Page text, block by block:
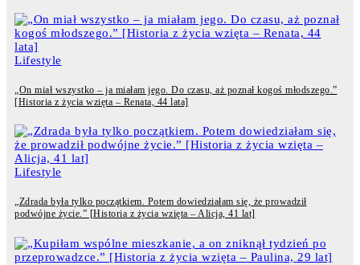
Lifestyle
„On miał wszystko – ja miałam jego. Do czasu, aż poznał kogoś młodszego.”
[Historia z życia wzięta – Renata, 44 lata]
Lifestyle
„Zdrada była tylko początkiem. Potem dowiedziałam się, że prowadził
podwójne życie.” [Historia z życia wzięta – Alicja, 41 lat]